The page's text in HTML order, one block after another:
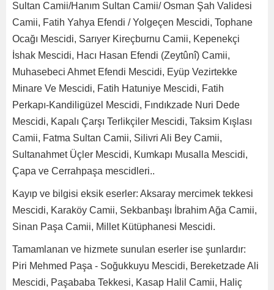
Sultan Camii/Hanım Sultan Camii/ Osman Şah Validesi
Camii, Fatih Yahya Efendi / Yolgeçen Mescidi, Tophane
Ocağı Mescidi, Sarıyer Kireçburnu Camii, Kepenekçi
İshak Mescidi, Hacı Hasan Efendi (Zeytûnî) Camii,
Muhasebeci Ahmet Efendi Mescidi, Eyüp Vezirtekke
Minare Ve Mescidi, Fatih Hatuniye Mescidi, Fatih
Perkapı-Kandiligüzel Mescidi, Fındıkzade Nuri Dede
Mescidi, Kapalı Çarşı Terlikçiler Mescidi, Taksim Kışlası
Camii, Fatma Sultan Camii, Silivri Ali Bey Camii,
Sultanahmet Üçler Mescidi, Kumkapı Musalla Mescidi,
Çapa ve Cerrahpaşa mescidleri..
Kayıp ve bilgisi eksik eserler: Aksaray mercimek tekkesi
Mescidi, Karaköy Camii, Sekbanbaşı İbrahim Ağa Camii,
Sinan Paşa Camii, Millet Kütüphanesi Mescidi.
Tamamlanan ve hizmete sunulan eserler ise şunlardır:
Piri Mehmed Paşa - Soğukkuyu Mescidi, Bereketzade Ali
Mescidi, Paşababa Tekkesi, Kasap Halil Camii, Haliç